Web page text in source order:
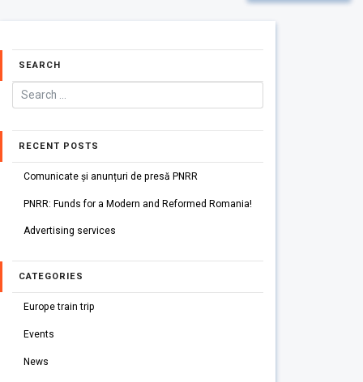
SEARCH
RECENT POSTS
Comunicate și anunțuri de presă PNRR
PNRR: Funds for a Modern and Reformed Romania!
Advertising services
CATEGORIES
Europe train trip
Events
News